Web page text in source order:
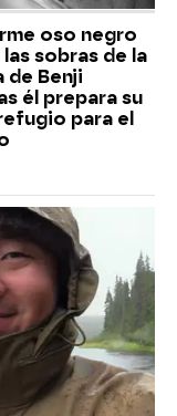
oso negro
sobras de la
de Benji
él prepara su
para el